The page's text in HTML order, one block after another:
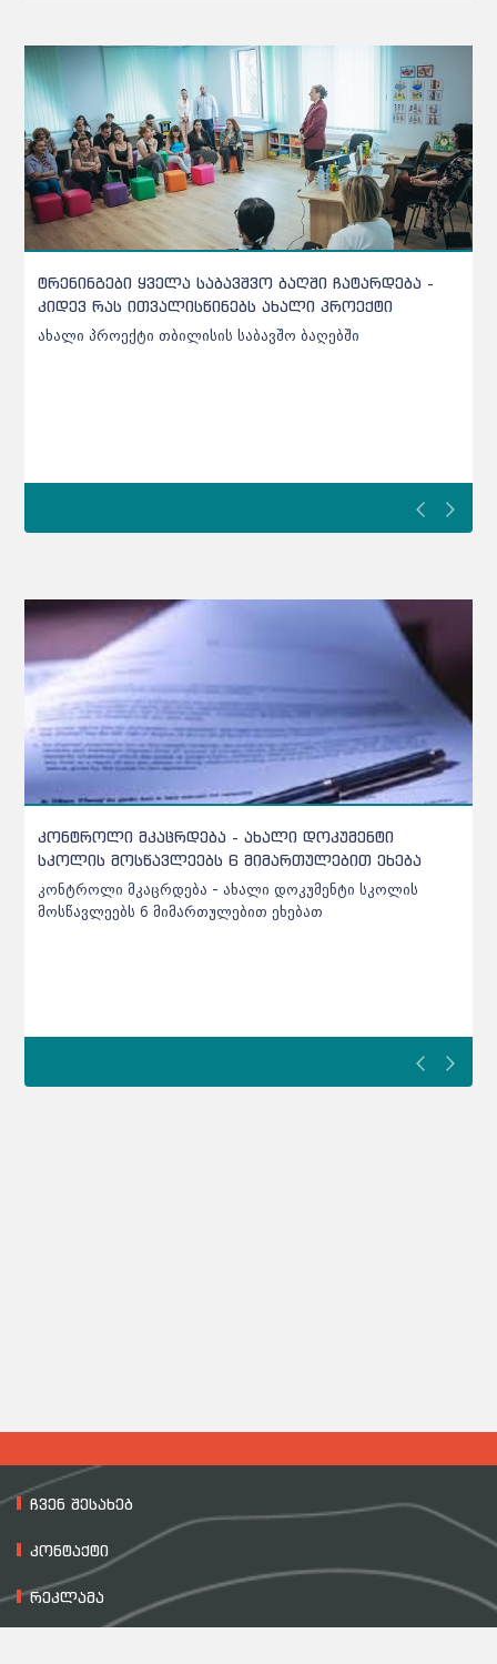
ქარელის საბავშვო ბაღებში შეტანილი ხორცი
უხარისხო აღმოჩნდა - დეტალები
ქარელის საბავშვო ბაღებში შეტანილი ხორცი უხარისხო
რამდენპროცენტიანი ბარიერი უნდა გადალახოს
აბიტურიენტმა პროფესიულ პროგრამაზე რომ
ჩაირიცხოს
რამდენპროცენტიანი ბარიერი უნდა გადალახოს
ჩვენ შესახებ
კონტაქტი
რეკლამა